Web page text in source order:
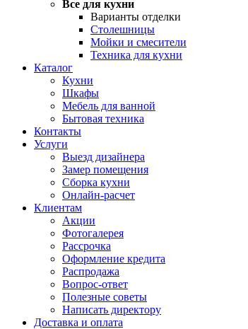
Все для кухни
Варианты отделки
Столешницы
Мойки и смесители
Техника для кухни
Каталог
Кухни
Шкафы
Мебель для ванной
Бытовая техника
Контакты
Услуги
Выезд дизайнера
Замер помещения
Сборка кухни
Онлайн-расчет
Клиентам
Акции
Фотогалерея
Рассрочка
Оформление кредита
Распродажа
Вопрос-ответ
Полезные советы
Написать директору
Доставка и оплата